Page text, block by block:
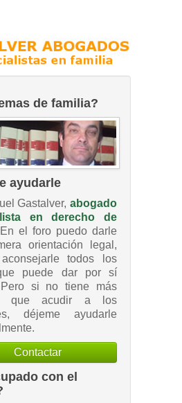
de familia?
ayudarle
Gastalver, abogado
en derecho de
el foro puedo darle
orientación legal,
todos los
puede dar por sí
Pero si no tiene más
que acudir a los
déjeme ayudarle
Contactar
con el